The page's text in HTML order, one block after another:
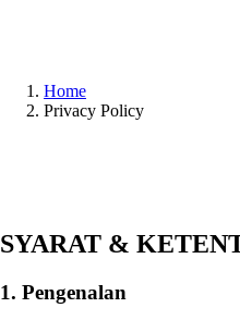
Home
Privacy Policy
SYARAT &
1. Pengenalan